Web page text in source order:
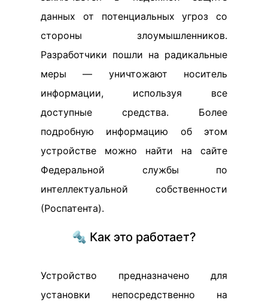
данных от потенциальных угроз со
стороны злоумышленников.
Разработчики пошли на радикальные
меры — уничтожают носитель
информации, используя все
доступные средства. Более
подробную информацию об этом
устройстве можно найти на сайте
Федеральной службы по
интеллектуальной собственности
(Роспатента).
🔩 Как это работает?
Устройство предназначено для
установки непосредственно на